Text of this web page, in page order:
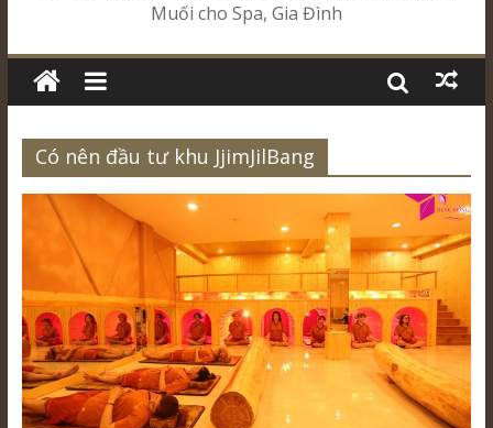
Muối cho Spa, Gia Đình
Có nên đầu tư khu JjimJilBang